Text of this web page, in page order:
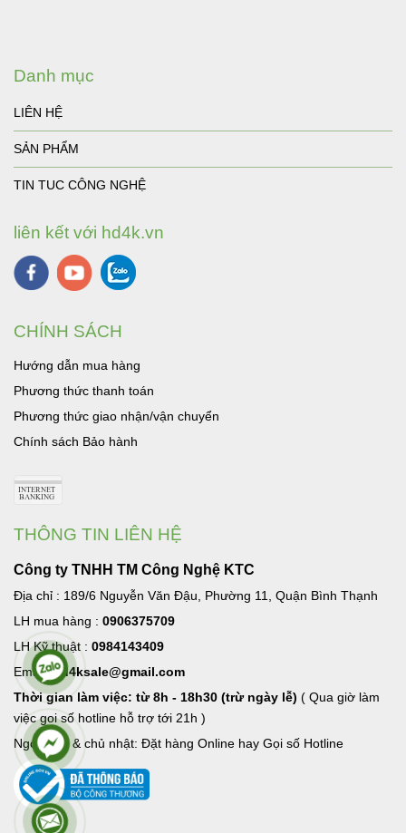
Danh mục
LIÊN HỆ
SẢN PHẨM
TIN TUC CÔNG NGHỆ
liên kết với hd4k.vn
CHÍNH SÁCH
Hướng dẫn mua hàng
Phương thức thanh toán
Phương thức giao nhận/vận chuyển
Chính sách Bảo hành
THÔNG TIN LIÊN HỆ
Công ty TNHH TM Công Nghệ KTC
Địa chỉ : 189/6 Nguyễn Văn Đậu, Phường 11, Quận Bình Thạnh
LH mua hàng : 0906375709
LH Kỹ thuật : 0984143409
Email:hd4ksale@gmail.com
Thời gian làm việc: từ 8h - 18h30 (trừ ngày lễ) ( Qua giờ làm
việc goi số hotline hỗ trợ tới 21h )
Ngoài giờ & chủ nhật: Đặt hàng Online hay Gọi số Hotline